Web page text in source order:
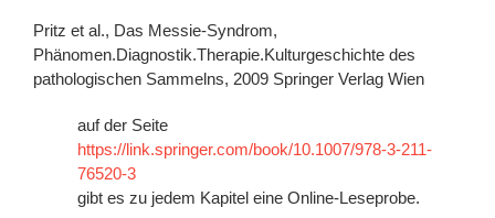
Pritz et al., Das Messie-Syndrom,
Phänomen.Diagnostik.Therapie.Kulturgeschichte des
pathologischen Sammelns, 2009 Springer Verlag Wien
auf der Seite
https://link.springer.com/book/10.1007/978-3-211-
76520-3
gibt es zu jedem Kapitel eine Online-Leseprobe.